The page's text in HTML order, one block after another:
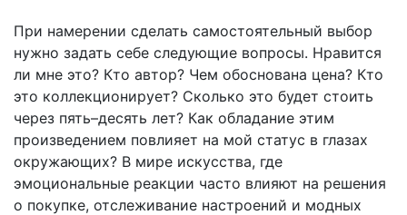
При намерении сделать самостоятельный выбор
нужно задать себе следующие вопросы. Нравится
ли мне это? Кто автор? Чем обоснована цена? Кто
это коллекционирует? Сколько это будет стоить
через пять–десять лет? Как обладание этим
произведением повлияет на мой статус в глазах
окружающих? В мире искусства, где
эмоциональные реакции часто влияют на решения
о покупке, отслеживание настроений и модных